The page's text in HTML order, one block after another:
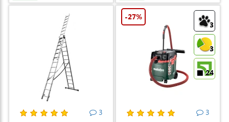
3
3
3
24
-27%
3